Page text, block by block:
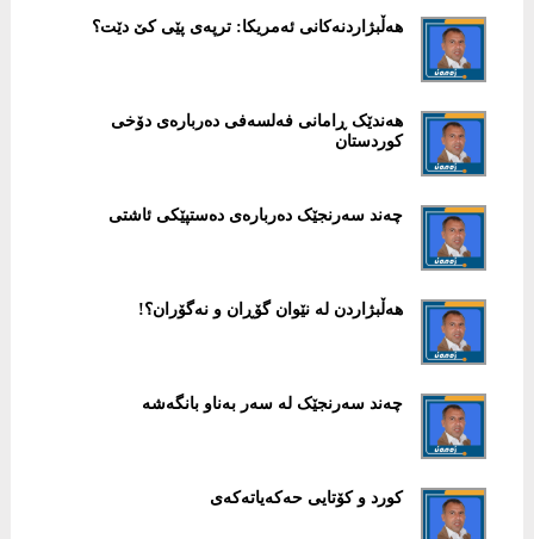
هەڵبژاردنەکانی ئەمریکا: ترپەی پێی کێ دێت؟
هەندێک ڕامانی فەلسەفی دەربارەی دۆخی
کوردستان
چەند سەرنجێک دەربارەی دەستپێکی ئاشتی
هەڵبژاردن لە نێوان گۆڕان و نەگۆران؟!
چەند سەرنجێک لە سەر بەناو بانگەشە
کورد و کۆتایی حەکەیاتەکەی